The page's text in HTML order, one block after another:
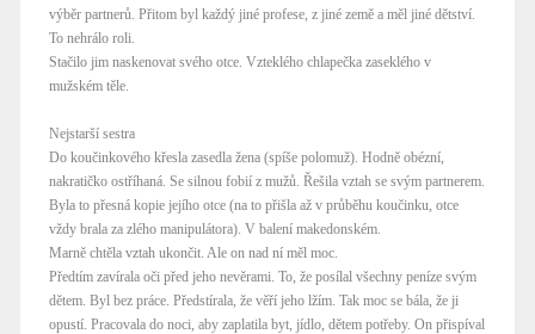
výběr partnerů. Přitom byl každý jiné profese, z jiné země a měl jiné dětství.
To nehrálo roli.
Stačilo jim naskenovat svého otce. Vzteklého chlapečka zaseklého v
mužském těle.
Nejstarší sestra
Do koučinkového křesla zasedla žena (spíše polomuž). Hodně obézní,
nakratičko ostříhaná. Se silnou fobií z mužů. Řešila vztah se svým partnerem.
Byla to přesná kopie jejího otce (na to přišla až v průběhu koučinku, otce
vždy brala za zlého manipulátora). V balení makedonském.
Marně chtěla vztah ukončit. Ale on nad ní měl moc.
Předtím zavírala oči před jeho nevěrami. To, že posílal všechny peníze svým
dětem. Byl bez práce. Předstírala, že věří jeho lžím. Tak moc se bála, že ji
opustí. Pracovala do noci, aby zaplatila byt, jídlo, dětem potřeby. On přispíval